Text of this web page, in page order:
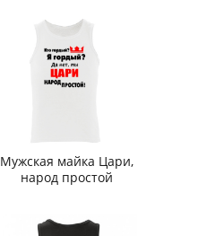
Мужская майка Цари,
народ простой